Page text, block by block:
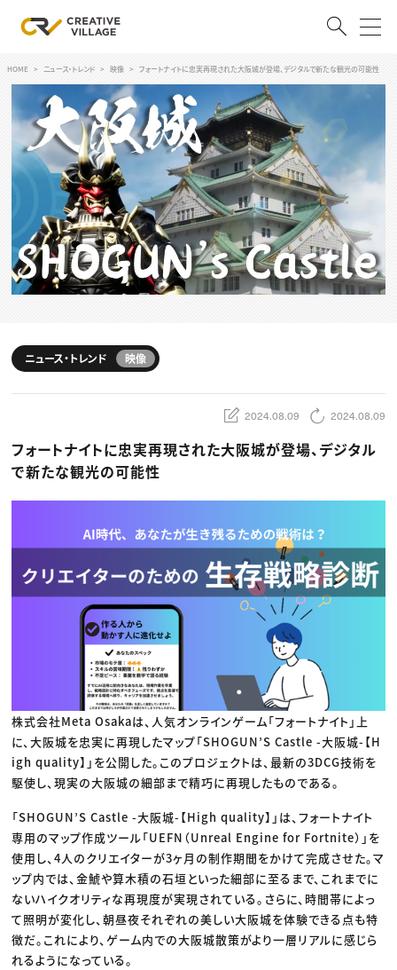
ログイン 会員登録
RECRUIT
クリエイター求人を探す
CREATIVE JOB求人検索
特集求人
採用説明会
転職支援サービス
CONTENTS
スキルアップしたい！ トップ
デザイン
動画配信・映像制作
ディレクション
業界解説・キャリア事情
お役立ち基礎知識
TOP Creator’s コラム
ゲームクリエイター
映像クリエイター
マーケッター
C＆R Magazine
ニュース・トレンド
ゲーム・エンタメ
広告
出版
CREATIVE VILLAGEからのお知らせ
プロフェッショナル×つながる×メディア
HOME ニュース・トレンド 映像 フォートナイトに忠実再現された大阪城が登場、デジタルで新たな観光の可能性
ニュース・トレンド 映像
2024.08.09 2024.08.09
フォートナイトに忠実再現された大阪城が登場、デジタル
で新たな観光の可能性
株式会社Meta Osakaは、人気オンラインゲーム「フォートナイト」上
に、大阪城を忠実に再現したマップ「SHOGUN’S Castle -大阪城-【H
igh quality】」を公開した。このプロジェクトは、最新の3DCG技術を
駆使し、現実の大阪城の細部まで精巧に再現したものである。
「SHOGUN’S Castle -大阪城-【High quality】」は、フォートナイト
専用のマップ作成ツール「UEFN（Unreal Engine for Fortnite）」を
使用し、4人のクリエイターが3ヶ月の制作期間をかけて完成させた。マ
ップ内では、金鯱や算木積の石垣といった細部に至るまで、これまでに
ないハイクオリティな再現度が実現されている。さらに、時間帯によっ
て照明が変化し、朝昼夜それぞれの美しい大阪城を体験できる点も特
徴だ。これにより、ゲーム内での大阪城散策がより一層リアルに感じら
れるようになっている。